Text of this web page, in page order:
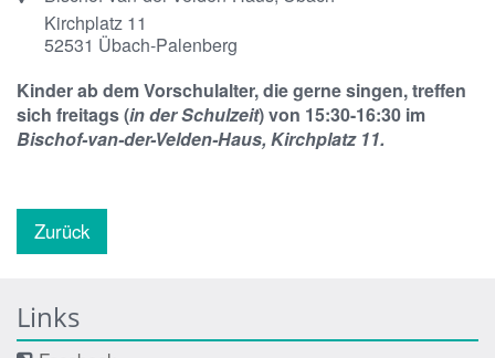
Kirchplatz 11
52531 Übach-Palenberg
Kinder ab dem Vorschulalter, die gerne singen, treffen
sich freitags (in der Schulzeit) von 15:30-16:30 im
Bischof-van-der-Velden-Haus, Kirchplatz 11.
Zurück
Links